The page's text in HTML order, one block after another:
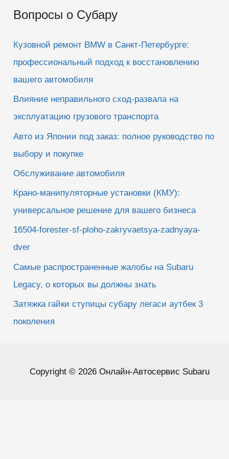
с
Вопросы о Субару
Кузовной ремонт BMW в Санкт-Петербурге:
профессиональный подход к восстановлению
вашего автомобиля
Влияние неправильного сход-развала на
эксплуатацию грузового транспорта
Авто из Японии под заказ: полное руководство по
выбору и покупке
Обслуживание автомобиля
Крано-манипуляторные установки (КМУ):
универсальное решение для вашего бизнеса
16504-forester-sf-ploho-zakryvaetsya-zadnyaya-
dver
Самые распространенные жалобы на Subaru
Legacy, о которых вы должны знать
Затяжка гайки ступицы субару легаси аутбек 3
поколения
Copyright © 2026 Онлайн-Автосервис Subaru